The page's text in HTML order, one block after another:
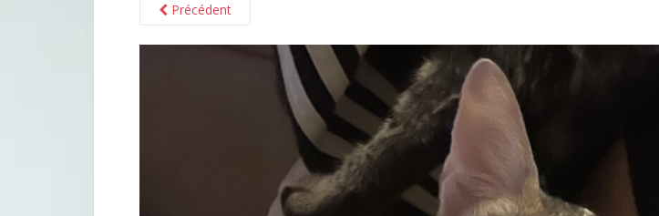
Précédent